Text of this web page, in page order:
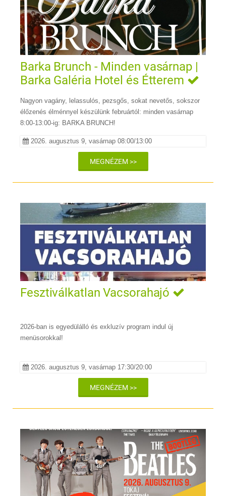
Barka Brunch - Minden vasárnap |
Barka Galéria Hotel és Étterem
Nagyon vagány, lelassulós, pezsgős, sokat nevetős, sokszor
élőzenés élménnyel készülünk februártól: minden vasárnap
8:00-13:00-ig: BARKA BRUNCH!
2026. augusztus 9, vasárnap 08:00/13:00
MEGNÉZEM >>
Fesztiválkatlan Vacsorahajó
2026-ban is egyedülálló és exkluzív program indul új
menüsorokkal!
2026. augusztus 9, vasárnap 17:30/20:00
MEGNÉZEM >>